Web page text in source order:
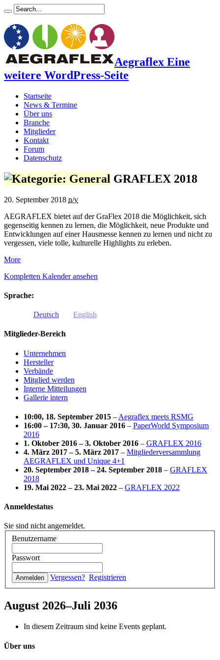
Aegraflex Eine
weitere WordPress-Seite
Startseite
News & Termine
Über uns
Branche
Mitglieder
Kontakt
Forum
Datenschutz
GRAFLEX 2018
20. September 2018 n/v
AEGRAFLEX bietet auf der GraFlex 2018 die Möglichkeit, sich
gegenseitig kennen zu lernen, die Möglichkeit, neue Produkte und
Entwicklungen auf einer Hausmesse kennen zu lernen und nicht zu
vergessen, viele tolle, kulturelle Highlights zu erleben.
Moreabout
2018
Kompletten Kalender ansehen
Sprache:
Deutsch English
Mitglieder-Bereich
Unternehmen
Hersteller
Verbände
Mitglied werden
Interne Mitteilungen
Gallerie intern
10:00, 18. September 2015 – Aegraflex meets RSMG
16:00 – 17:30, 30. Januar 2016 – PaperWorld Symposium
2016
1. Oktober 2016 – 3. Oktober 2016 – GRAFLEX 2016
4. März 2017 – 5. März 2017 – Mitgliederversammlung
AEGRAFLEX und Unique 4+1
20. September 2018 – 24. September 2018 – GRAFLEX
2018
19. Mai 2022 – 23. Mai 2022 – GRAFLEX 2022
Anmeldestatus
Sie sind nicht angemeldet.
Benutzername
Passwort
Vergessen? Registrieren
August 2026–Juli 2036
In diesem Zeitraum sind keine Events geplant.
Über uns